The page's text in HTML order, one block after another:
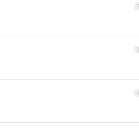
2
3
4